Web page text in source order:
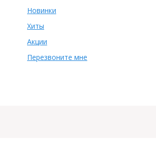
Новинки
Хиты
Акции
Перезвоните мне